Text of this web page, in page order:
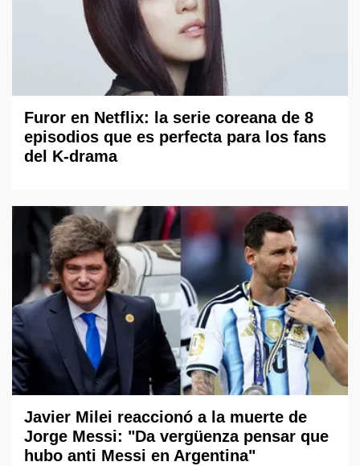
Furor en Netflix: la serie coreana de 8
episodios que es perfecta para los fans
del K-drama
Javier Milei reaccionó a la muerte de
Jorge Messi: "Da vergüenza pensar que
hubo anti Messi en Argentina"